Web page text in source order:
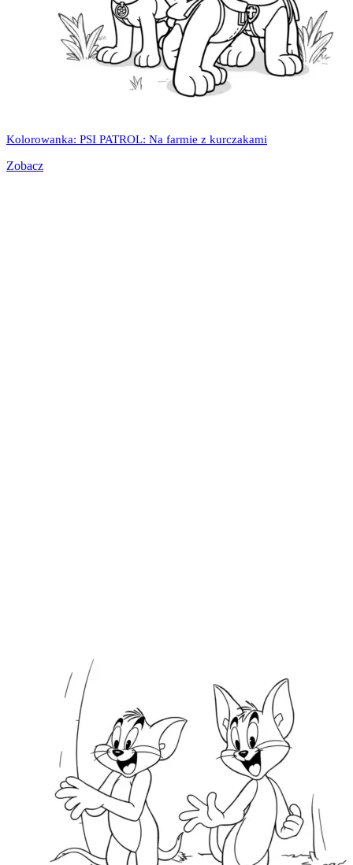
Kolorowanka: PSI PATROL: Na farmie z kurczakami
Zobacz